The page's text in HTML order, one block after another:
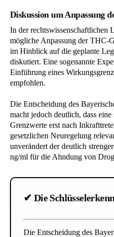
Diskussion um Anpassung
In der rechtswissenschaftlichen
mögliche Anpassung der THC-
im Hinblick auf die geplante
diskutiert. Eine sogenannte
Einführung eines
empfohlen.
Die Entscheidung des
macht jedoch deutlich, dass
Grenzwerte erst nach
gesetzlichen Neuregelung
unverändert der deutlich
ng/ml für die Ahndung von
✔ Die
Die Entscheidung des